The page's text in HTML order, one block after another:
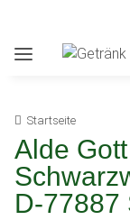
Startseite
Alde
D-77887